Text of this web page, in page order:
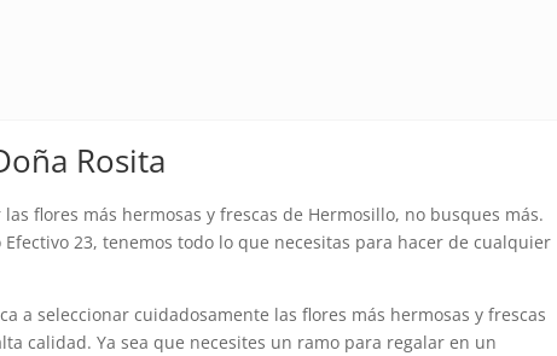
Rosita
flores más hermosas y frescas de Hermosillo, no busques más.
23, tenemos todo lo que necesitas para hacer de cualquier
a seleccionar cuidadosamente las flores más hermosas y frescas
calidad. Ya sea que necesites un ramo para regalar en un